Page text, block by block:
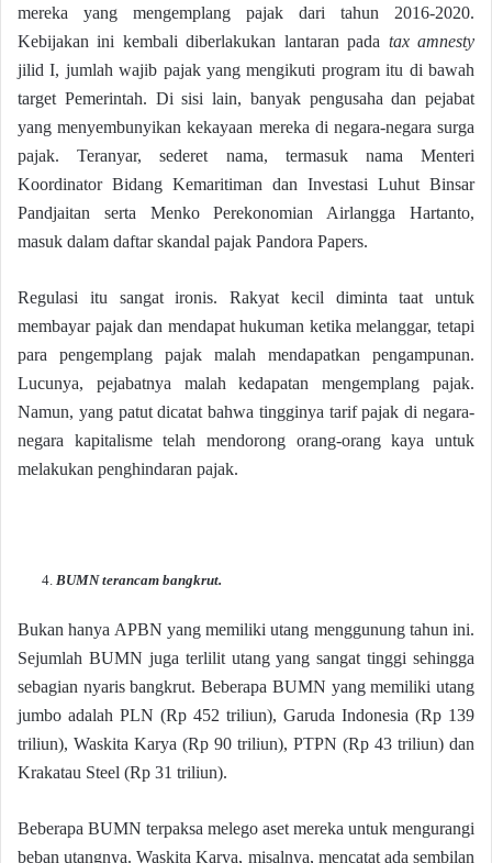
mereka yang mengemplang pajak dari tahun 2016-2020.
Kebijakan ini kembali diberlakukan lantaran pada tax amnesty
jilid I, jumlah wajib pajak yang mengikuti program itu di bawah
target Pemerintah. Di sisi lain, banyak pengusaha dan pejabat
yang menyembunyikan kekayaan mereka di negara-negara surga
pajak. Teranyar, sederet nama, termasuk nama Menteri
Koordinator Bidang Kemaritiman dan Investasi Luhut Binsar
Pandjaitan serta Menko Perekonomian Airlangga Hartanto,
masuk dalam daftar skandal pajak Pandora Papers.
Regulasi itu sangat ironis. Rakyat kecil diminta taat untuk
membayar pajak dan mendapat hukuman ketika melanggar, tetapi
para pengemplang pajak malah mendapatkan pengampunan.
Lucunya, pejabatnya malah kedapatan mengemplang pajak.
Namun, yang patut dicatat bahwa tingginya tarif pajak di negara-
negara kapitalisme telah mendorong orang-orang kaya untuk
melakukan penghindaran pajak.
BUMN terancam bangkrut.
Bukan hanya APBN yang memiliki utang menggunung tahun ini.
Sejumlah BUMN juga terlilit utang yang sangat tinggi sehingga
sebagian nyaris bangkrut. Beberapa BUMN yang memiliki utang
jumbo adalah PLN (Rp 452 triliun), Garuda Indonesia (Rp 139
triliun), Waskita Karya (Rp 90 triliun), PTPN (Rp 43 triliun) dan
Krakatau Steel (Rp 31 triliun).
Beberapa BUMN terpaksa melego aset mereka untuk mengurangi
beban utangnya. Waskita Karya, misalnya, mencatat ada sembilan